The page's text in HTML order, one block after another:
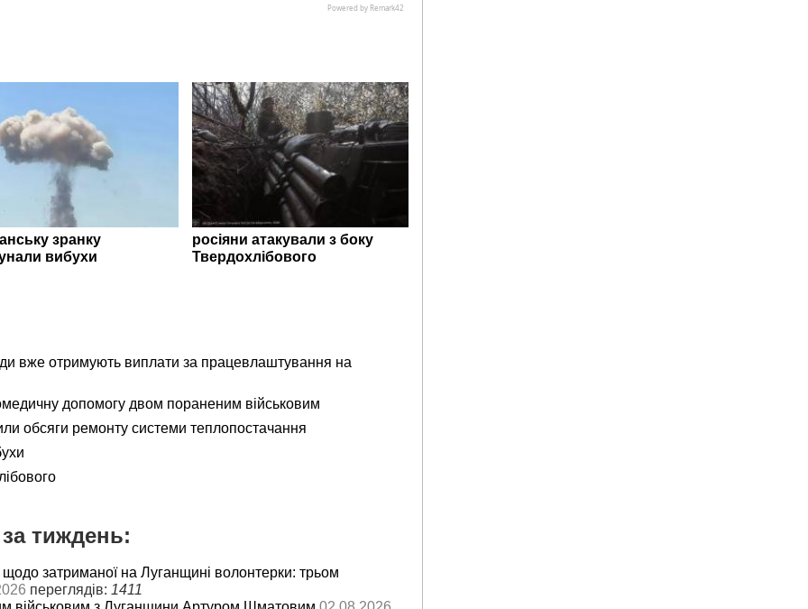
зранку
вибухи
росіяни атакували з боку
Твердохлібового
вже отримують виплати за працевлаштування на
допомогу двом пораненим військовим
обсяги ремонту системи теплопостачання
тиждень:
затриманої на Луганщині волонтерки: трьом
переглядів: 1411